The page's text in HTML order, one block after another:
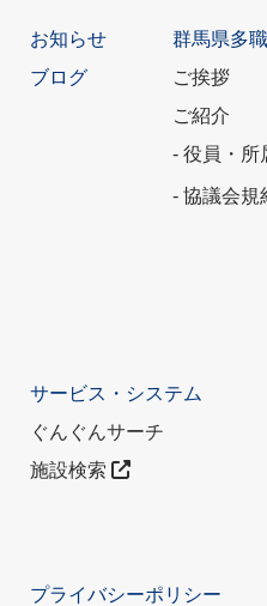
お知らせ
ブログ
群馬県多
ご挨拶
ご紹介
- 役員・所
- 協議会規
サービス・システム
ぐんぐんサーチ
施設検索
プライバシーポリシー